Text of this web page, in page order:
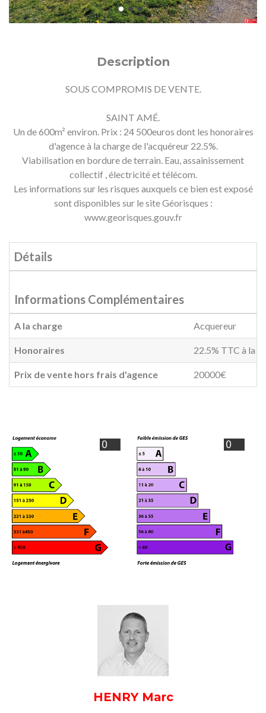
Description
SOUS COMPROMIS DE VENTE.
SAINT AMÉ.
Un de 600m² environ. Prix : 24 500euros dont les honoraires
d'agence à la charge de l'acquéreur 22.5%.
Viabilisation en bordure de terrain. Eau, assainissement
collectif , électricité et télécom.
Les informations sur les risques auxquels ce bien est exposé
sont disponibles sur le site Géorisques :
www.georisques.gouv.fr
Détails
Informations Complémentaires
A la charge Acquereur
Honoraires 22.5% TTC à la
Prix de vente hors frais d'agence 20000€
HENRY Marc